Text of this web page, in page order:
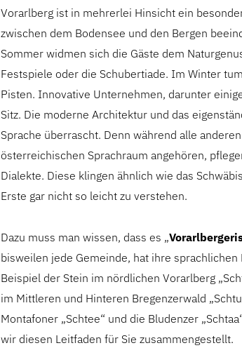
Vorarlberg ist in mehrerlei Hinsicht ein
zwischen dem Bodensee und den Bergen
Sommer widmen sich die Gäste dem
Festspiele oder die Schubertiade. Im Winter
Pisten. Innovative Unternehmen, darunter
Sitz. Die moderne Architektur und das
Sprache überrascht. Denn während alle
österreichischen Sprachraum angehören,
Dialekte. Diese klingen ähnlich wie das
Erste gar nicht so leicht zu verstehen.
Dazu muss man wissen, dass es „
bisweilen jede Gemeinde, hat ihre
Beispiel der Stein im nördlichen Vorarlberg
im Mittleren und Hinteren Bregenzerwald
Montafoner „Schtee“ und die Bludenzer
wir diesen Leitfaden für Sie zusammengestellt.